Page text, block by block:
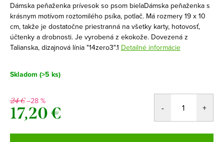
Dámska peňaženka prívesok so psom bielaDámska peňaženka s
krásnym motívom roztomilého psíka, potlač. Má rozmery 19 x 10
cm, takže je dostatočne priestranná na všetky karty, hotovosť,
účtenky a drobnosti. Je vyrobená z ekokože. Dovezená z
Talianska, dizajnová línia "14zero3".1 Detailné informácie
Skladom (>5 ks)
24 €–28 %
17,20 €
cena: